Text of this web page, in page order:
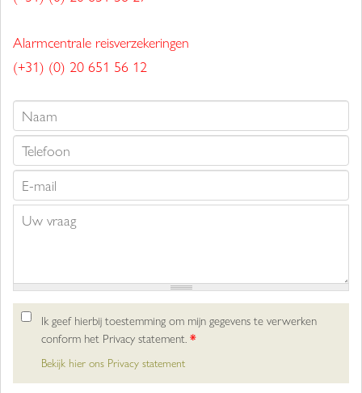
Alarmcentrale reisverzekeringen
(+31) (0) 20 651 56 12
Ik geef hierbij toestemming om mijn gegevens te verwerken
conform het Privacy statement.*
Bekijk hier ons Privacy statement